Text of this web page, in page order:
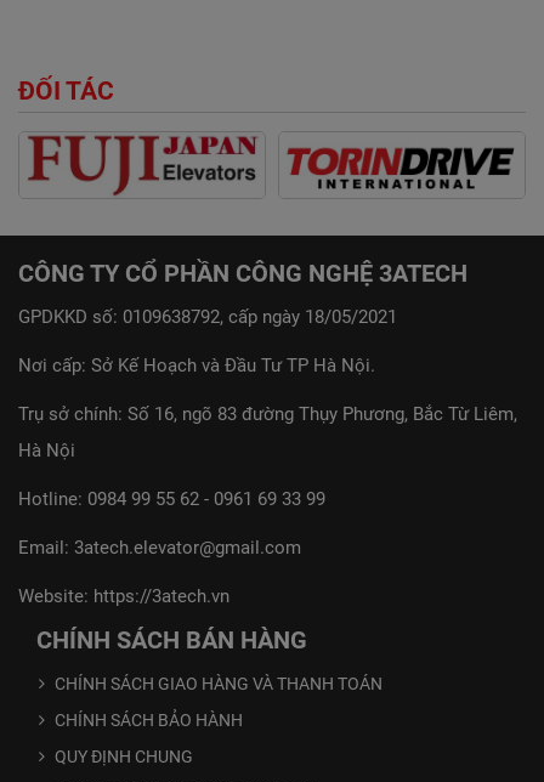
ĐỐI TÁC
CÔNG TY CỔ PHẦN CÔNG NGHỆ 3ATECH
GPDKKD số: 0109638792, cấp ngày 18/05/2021
Nơi cấp: Sở Kế Hoạch và Đầu Tư TP Hà Nội.
Trụ sở chính: Số 16, ngõ 83 đường Thụy Phương, Bắc Từ Liêm,
Hà Nội
Hotline: 0984 99 55 62 - 0961 69 33 99
Email: 3atech.elevator@gmail.com
Website: https://3atech.vn
CHÍNH SÁCH BÁN HÀNG
CHÍNH SÁCH GIAO HÀNG VÀ THANH TOÁN
CHÍNH SÁCH BẢO HÀNH
QUY ĐỊNH CHUNG